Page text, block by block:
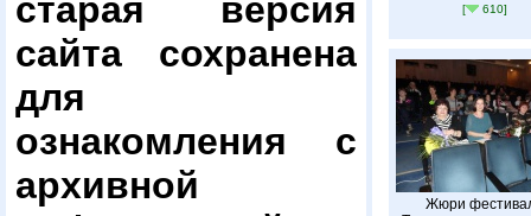
старая версия
сайта сохранена
для
ознакомления с
архивной
[ 610]
Жюри